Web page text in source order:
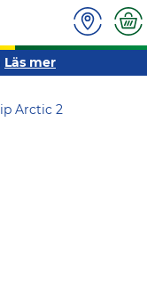
Läs mer
Arctic 2